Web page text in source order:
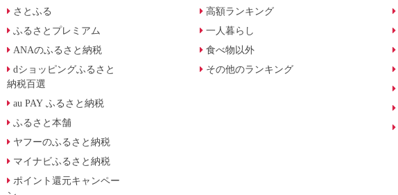
さとふる
ふるさとプレミアム
ANAのふるさと納税
dショッピングふるさと
納税百選
au PAY ふるさと納税
ふるさと本舗
ヤフーのふるさと納税
マイナビふるさと納税
ポイント還元キャンペー
高額ランキング
一人暮らし
食べ物以外
その他のランキング